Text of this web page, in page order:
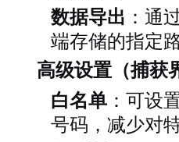
数据导出 ：通
端存储的指定
高级设置（捕获
白名单 ：可设
号码，减少对